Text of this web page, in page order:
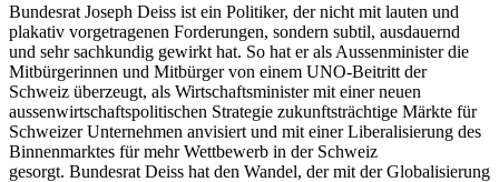
Bundesrat Joseph Deiss ist ein Politiker, der nicht mit lauten und
plakativ vorgetragenen Forderungen, sondern subtil, ausdauernd
und sehr sachkundig gewirkt hat. So hat er als Aussenminister die
Mitbürgerinnen und Mitbürger von einem UNO-Beitritt der
Schweiz überzeugt, als Wirtschaftsminister mit einer neuen
aussenwirtschaftspolitischen Strategie zukunftsträchtige Märkte für
Schweizer Unternehmen anvisiert und mit einer Liberalisierung des
Binnenmarktes für mehr Wettbewerb in der Schweiz
gesorgt. Bundesrat Deiss hat den Wandel, der mit der Globalisierung